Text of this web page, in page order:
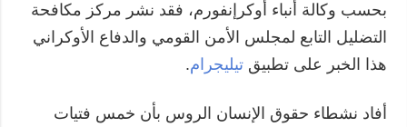
بحسب وكالة أنباء أوكرإنفورم، فقد نشر مركز مكافحة
التضليل التابع لمجلس الأمن القومي والدفاع الأوكراني
هذا الخبر على تطبيقتيليجرام.
أفاد نشطاء حقوق الإنسان الروس بأن خمس فتيات